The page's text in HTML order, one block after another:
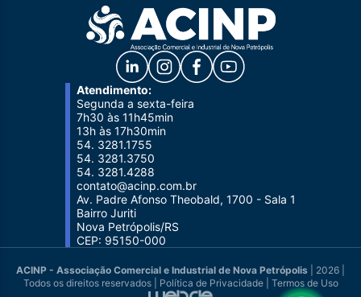
Atendimento:
Segunda a sexta-feira
7h30 às 11h45min
13h às 17h30min
54. 3281.1755
54. 3281.3750
54. 3281.4288
contato@acinp.com.br
Av. Padre Afonso Theobald, 1700 - Sala 1
Bairro Juriti
Nova Petrópolis/RS
CEP: 95150-000
ACINP - Associação Comercial e Industrial de Nova Petrópolis | 2026 |
Todos os direitos reservados | Política de Privacidade| Termos de Uso